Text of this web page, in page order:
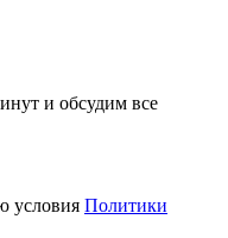
и обсудим все
условия Политики